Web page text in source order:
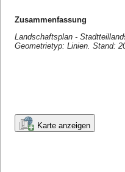
Zusammenfassung
Landschaftsplan -
Geometrietyp: Linien. Stand:
Karte anzeigen